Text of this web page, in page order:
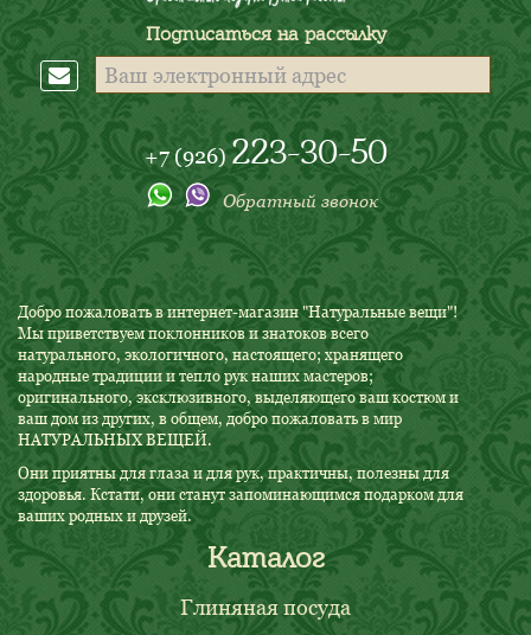
Подписаться на рассылку
+7 (926) 223-30-50
Обратный звонок
Добро пожаловать в интернет-магазин "Натуральные вещи"!
Мы приветствуем поклонников и знатоков всего
натурального, экологичного, настоящего; хранящего
народные традиции и тепло рук наших мастеров;
оригинального, эксклюзивного, выделяющего ваш костюм и
ваш дом из других, в общем, добро пожаловать в мир
НАТУРАЛЬНЫХ ВЕЩЕЙ.
Они приятны для глаза и для рук, практичны, полезны для
здоровья. Кстати, они станут запоминающимся подарком для
ваших родных и друзей.
Каталог
Глиняная посуда